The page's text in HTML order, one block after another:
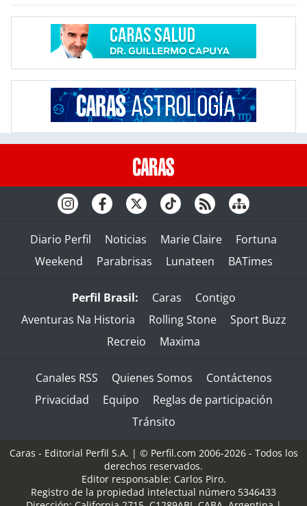
Diario Perfil Noticias Marie Claire
Fortuna
Weekend
Parabrisas Lunateen BATimes
Perfil Brasil: Caras
Contigo
Aventuras Na Historia
Rolling Stone
Sport Buzz
Recreio
Maxima
Canales RSS Quienes Somos
Contáctenos
Privacidad
Equipo
Reglas de participación
Tránsito
Caras - Editorial Perfil S.A. | © Perfil.com 2006-2026 - Todos los
derechos reservados.
Editor responsable: Carlos Piro.
Registro de la propiedad intelectual número 5346433